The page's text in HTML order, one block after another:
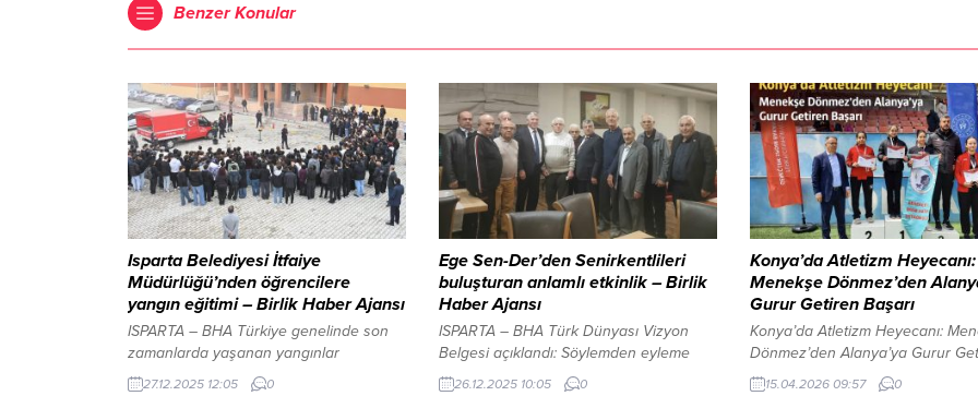
Benzer Konular
Isparta Belediyesi İtfaiye
Müdürlüğü’nden öğrencilere
yangın eğitimi – Birlik Haber Ajansı
ISPARTA – BHA Türkiye genelinde son
zamanlarda yaşanan yangınlar
nedeniyle Isparta Belediyesi İtfaiye
Müdürlüğü, okullarda yangın eğitimlerini
27.12.2025 12:05 0
Ege Sen-Der’den Senirkentlileri
buluşturan anlamlı etkinlik – Birlik
Haber Ajansı
ISPARTA – BHA Türk Dünyası Vizyon
Belgesi açıklandı: Söylemden eyleme
geçişin yol haritası İçeriği Görüntüle YAZI
ARASI REKLAM ALANI İzmir Ege Bölgesi
26.12.2025 10:05 0
Konya’da Atletizm Heyecanı:
Menekşe Dönmez’den
Gurur Getiren Başarı
Konya’da Atletizm Heyecanı:
Dönmez’den Alanya’ya Gurur
Başarı Konya Atletizm Sahası,
Spor Bakanlığı (GSB) Okul
15.04.2026 09:57 0